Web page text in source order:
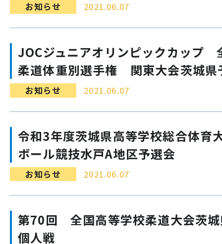
お知らせ 2021.06.07
JOCジュニアオリンピックカップ
柔道体重別選手権 関東大会茨城県
お知らせ 2021.06.07
令和3年度茨城県高等学校総合体育
ボール競技水戸A地区予選会
お知らせ 2021.06.07
第70回 全国高等学校柔道大会茨
個人戦